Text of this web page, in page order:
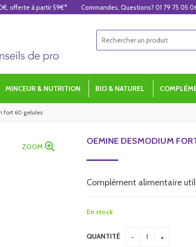
MINCEUR & NUTRITION BIO & NATUREL
fort 60 gelules
ZOOM
OEMINE DESMODIUM
Complément alimentaire
En stock
QUANTITÉ
offerte à partir 59€* Commandes, Questions? 01 79 75 05